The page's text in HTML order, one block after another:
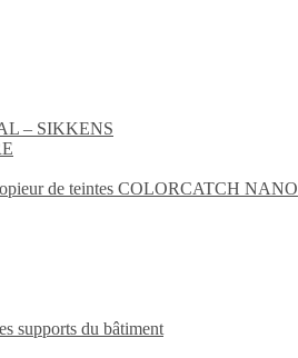
– SIKKENS
de teintes COLORCATCH NANO
supports du bâtiment